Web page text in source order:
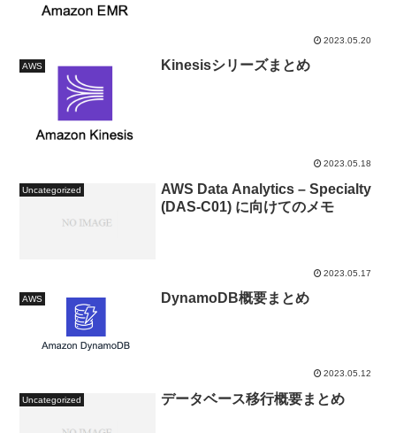
2023.05.20
AWS Kinesisシリーズまとめ
2023.05.18
Uncategorized
AWS Data Analytics – Specialty
(DAS-C01) に向けてのメモ
2023.05.17
AWS DynamoDB概要まとめ
2023.05.12
Uncategorized データベース移行概要まとめ